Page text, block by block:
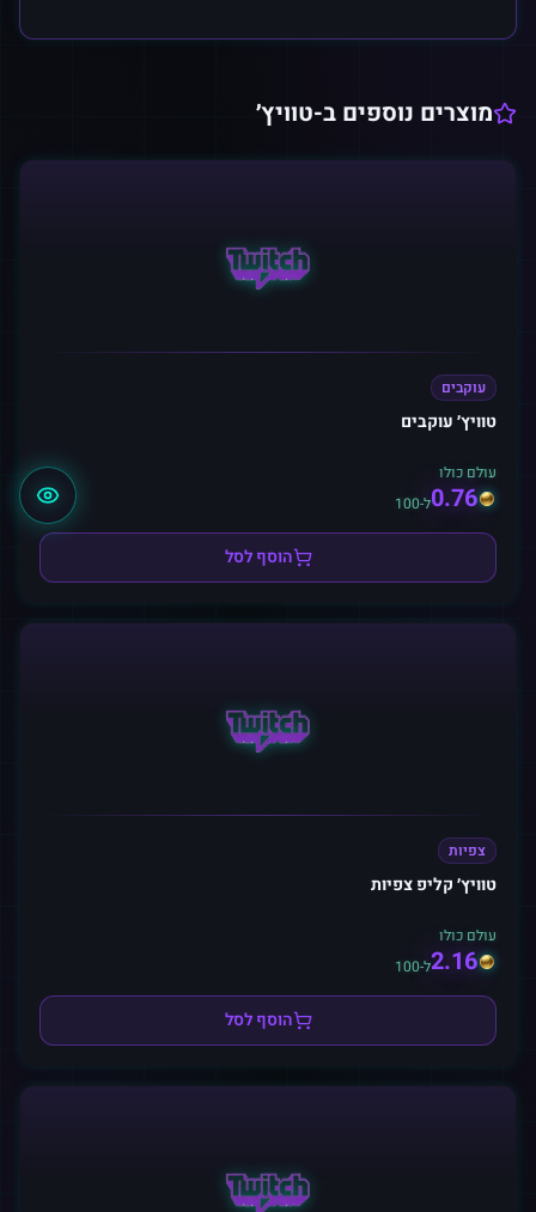
מוצרים נוספים ב-טוויץ׳
עוקבים
טוויץ׳ עוקבים
עולם כולו
0.76ל-100
הוסף לסל
צפיות
טוויץ׳ קליפ צפיות
עולם כולו
2.16ל-100
הוסף לסל